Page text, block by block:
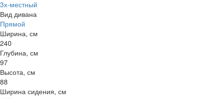
3х-местный
Вид дивана
Прямой
Ширина, см
240
Глубина, см
97
Высота, см
88
Ширина сидения, см